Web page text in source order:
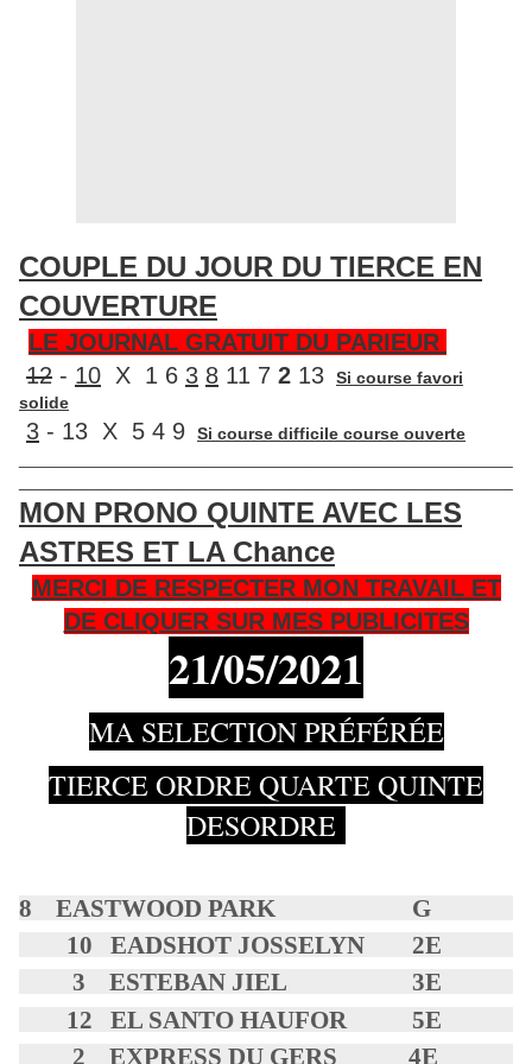
COUPLE DU JOUR DU TIERCE EN
COUVERTURE
LE JOURNAL GRATUIT DU PARIEUR
12 - 10 X 1 6 3 8 11 7 2 13
Si course favori
solide
3 - 13 X 5 4 9
Si course difficile course ouverte
MON PRONO QUINTE AVEC LES
ASTRES ET LA Chance
MERCI DE RESPECTER MON TRAVAIL ET
DE CLIQUER SUR MES PUBLICITES
21/05/2021
MA SELECTION PRÉFÉRÉE
TIERCE ORDRE QUARTE QUINTE
DESORDRE
8 EASTWOOD PARK G
10 EADSHOT JOSSELYN 2E
3 ESTEBAN JIEL 3E
12 EL SANTO HAUFOR 5E
2 EXPRESS DU GERS 4E